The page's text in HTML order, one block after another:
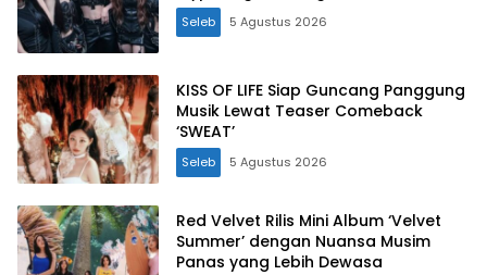
Seleb 5 Agustus 2026
KISS OF LIFE Siap Guncang Panggung
Musik Lewat Teaser Comeback
‘SWEAT’
Seleb 5 Agustus 2026
Red Velvet Rilis Mini Album ‘Velvet
Summer’ dengan Nuansa Musim
Panas yang Lebih Dewasa